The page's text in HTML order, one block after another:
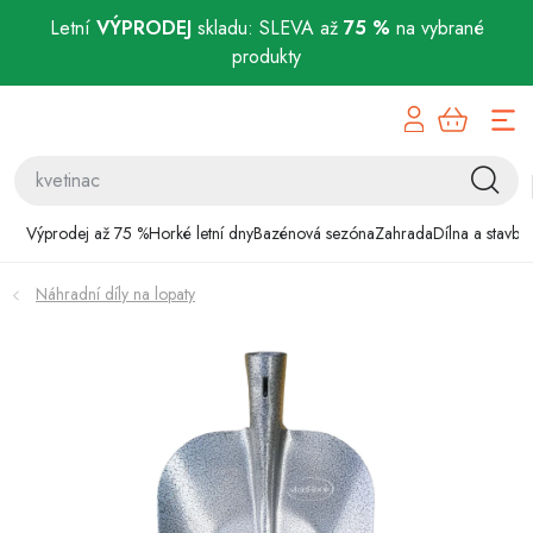
Letní VÝPRODEJskladu: SLEVA až 75 % na vybrané
produkty
Výprodej až 75 %Horké letní dnyBazénová sezónaZahradaDílna a stavba
Bazénová sezóna
Zahrada
Chovatelské potřeby
Náhradní díly na lopaty